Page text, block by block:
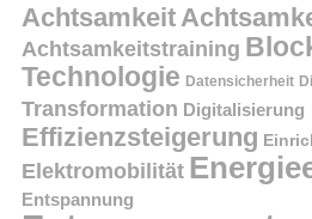
Achtsamkeit
Achtsamkeitstraining
Technologie Datensicherheit
Transformation Digitalisierung
Effizienzsteigerung
Elektromobilität
Entspannung